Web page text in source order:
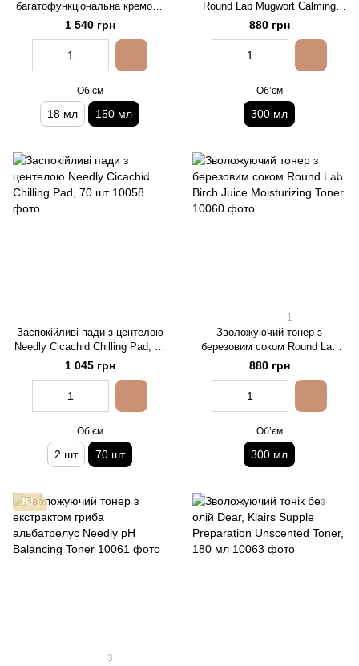
багатофункціональна кремова
есенція з екстрактом комбучі і
чорного чаю Dr. Ceuracle Vegan
Kombucha Tea Essence, 150 мл
1 540 грн
Обʼєм
18 мл 150 мл
Round Lab Mugwort Calming
Toner
880 грн
Обʼєм
300 мл
Заспокійливі пади з центелою
Needly Cicachid Chilling Pad, 70
шт
1 045 грн
Обʼєм
2 шт 70 шт
1
Зволожуючий тонер з
березовим соком Round Lab
Birch Juice Moisturizing Toner
880 грн
Обʼєм
300 мл
ТОП
3